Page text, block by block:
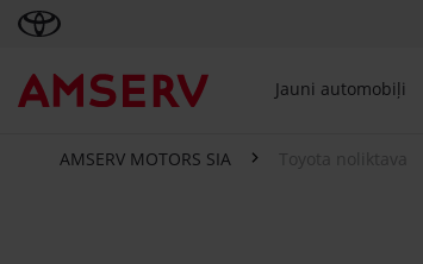
Jauni automobiļi
AMSERV MOTORS SIA Toyota noliktava